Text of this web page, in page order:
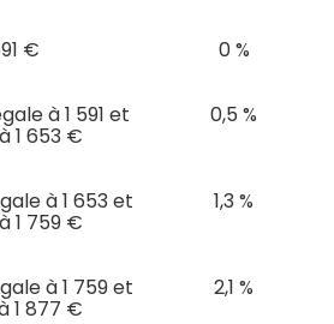
€ 0 %
à 1 591 et
1 653 €
0,5 %
à 1 653 et
1 759 €
1,3 %
à 1 759 et
1 877 €
2,1 %